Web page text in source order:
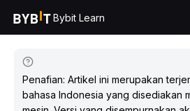
Bybit Learn
Penafian: Artikel ini merupakan
bahasa Indonesia yang disediakan